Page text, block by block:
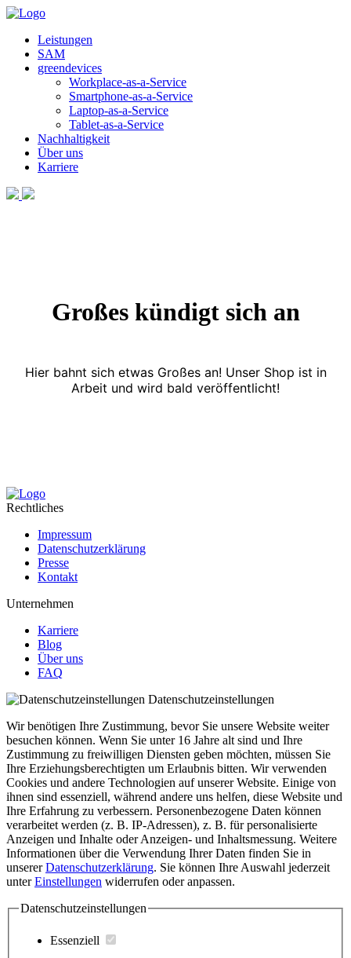
Leistungen
SAM
greendevices
Workplace-as-a-Service
Smartphone-as-a-Service
Laptop-as-a-Service
Tablet-as-a-Service
Nachhaltigkeit
Über uns
Karriere
Großes kündigt sich an
Hier bahnt sich etwas Großes an! Unser Shop ist in
Arbeit und wird bald veröffentlicht!
Rechtliches
Impressum
Datenschutzerklärung
Presse
Kontakt
Unternehmen
Karriere
Blog
Über uns
FAQ
Datenschutzeinstellungen
Wir benötigen Ihre Zustimmung, bevor Sie unsere Website weiter
besuchen können. Wenn Sie unter 16 Jahre alt sind und Ihre
Zustimmung zu freiwilligen Diensten geben möchten, müssen Sie
Ihre Erziehungsberechtigten um Erlaubnis bitten. Wir verwenden
Cookies und andere Technologien auf unserer Website. Einige von
ihnen sind essenziell, während andere uns helfen, diese Website und
Ihre Erfahrung zu verbessern. Personenbezogene Daten können
verarbeitet werden (z. B. IP-Adressen), z. B. für personalisierte
Anzeigen und Inhalte oder Anzeigen- und Inhaltsmessung. Weitere
Informationen über die Verwendung Ihrer Daten finden Sie in
unsererDatenschutzerklärung. Sie können Ihre Auswahl jederzeit
unterEinstellungen widerrufen oder anpassen.
Datenschutzeinstellungen
Essenziell